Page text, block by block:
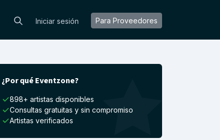
Iniciar sesión Para Proveedores
¿Por qué Eventzone?
898+ artistas disponibles
Consultas gratuitas y sin compromiso
Artistas verificados